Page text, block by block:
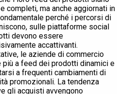
completi, ma anche aggiornati in
perché i percorsi di
sulle piattaforme social
devono essere
accattivanti.
le aziende di commercio
a feed dei prodotti dinamici e
a frequenti cambiamenti di
promozionali. La tendenza
gli acquisti avvengono